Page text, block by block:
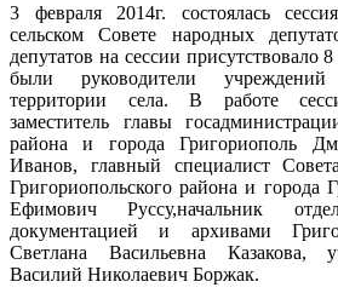
3 февраля 2014г. состоялась
сельском Совете народных
депутатов на сессии
были руководители
территории села. В работе
заместитель главы
района и города Григориополь
Иванов, главный специалист
Григориопольского района и города
Ефимович Руссу,начальник
документацией и архивами
Светлана Васильевна Казакова,
Василий Николаевич Боржак.